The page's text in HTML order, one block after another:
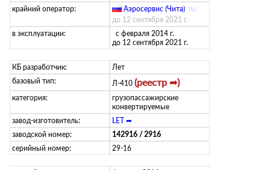
ЗАРЕГИСТРИРОВАТЬСЯ
крайний оператор:
Аэросервис (Чита) ru
до 12 сентября 2021 г.
в эксплуатации:
с февраля 2014 г.
до 12 сентября 2021 г.
КБ разработчик:
Лет
базовый тип:
Л-410 (реестр ➦)
категория:
грузопассажирские
конвертируемые
завод-изготовитель:
LET ➦
заводской номер:
142916 / 2916
серийный номер:
29-16